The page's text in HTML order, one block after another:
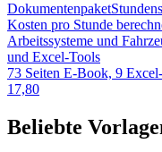
Dokumentenpaket
Kosten pro Stunde
Arbeitssysteme und
und Excel-Tools
73 Seiten E-Book, 9
17,80
Beliebte